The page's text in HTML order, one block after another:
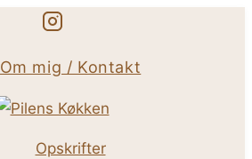
Om mig / Kontakt
Opskrifter